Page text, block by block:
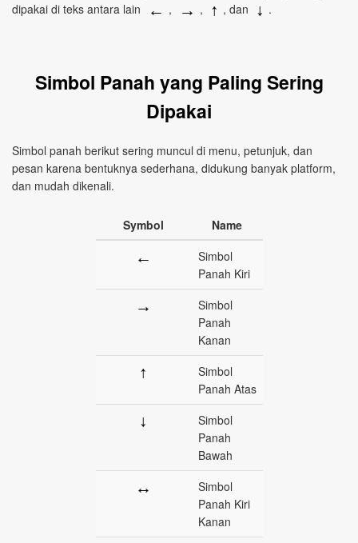
dipakai di teks antara lain
← , → , ↑ , dan ↓ .
Simbol Panah yang Paling Sering
Dipakai
Simbol panah berikut sering muncul di menu, petunjuk, dan
pesan karena bentuknya sederhana, didukung banyak platform,
dan mudah dikenali.
Symbol Name
←
Simbol
Panah Kiri
→
Simbol
Panah
Kanan
↑
Simbol
Panah Atas
↓
Simbol
Panah
Bawah
↔
Simbol
Panah Kiri
Kanan